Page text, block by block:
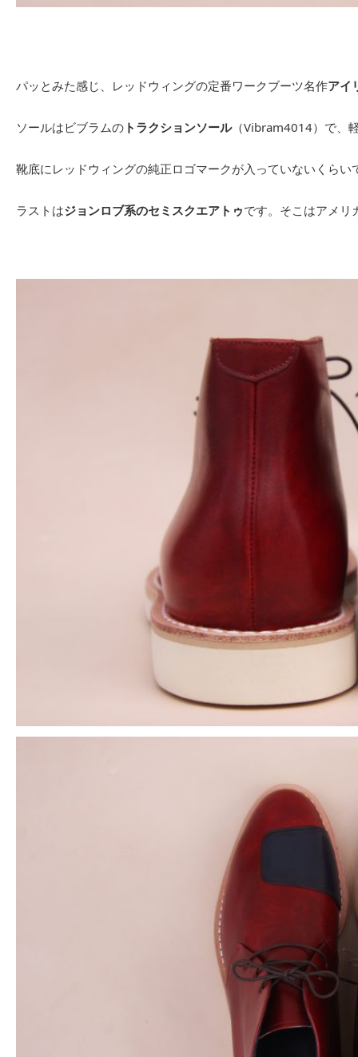
パッとみた感じ、レッドウィングの定番ワークブーツ名作アイ
ソールはビブラムの トラクションソール（Vibram4014）で、
靴底にレッドウィングの純正ロゴマークが入っていないくらい
ラストはジョンロブ系のセミスクエアトゥです。そこはアメリ